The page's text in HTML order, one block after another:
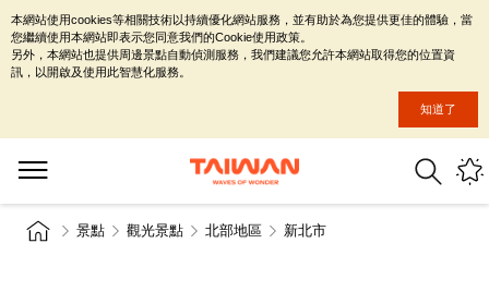
景點 觀光景點 北部地區 新北市
本網站使用cookies等相關技術以持續優化網站服務，並有助於為您提供更佳的體驗，當
您繼續使用本網站即表示您同意我們的Cookie使用政策。
另外，本網站也提供周邊景點自動偵測服務，我們建議您允許本網站取得您的位置資
訊，以開啟及使用此智慧化服務。
知道了